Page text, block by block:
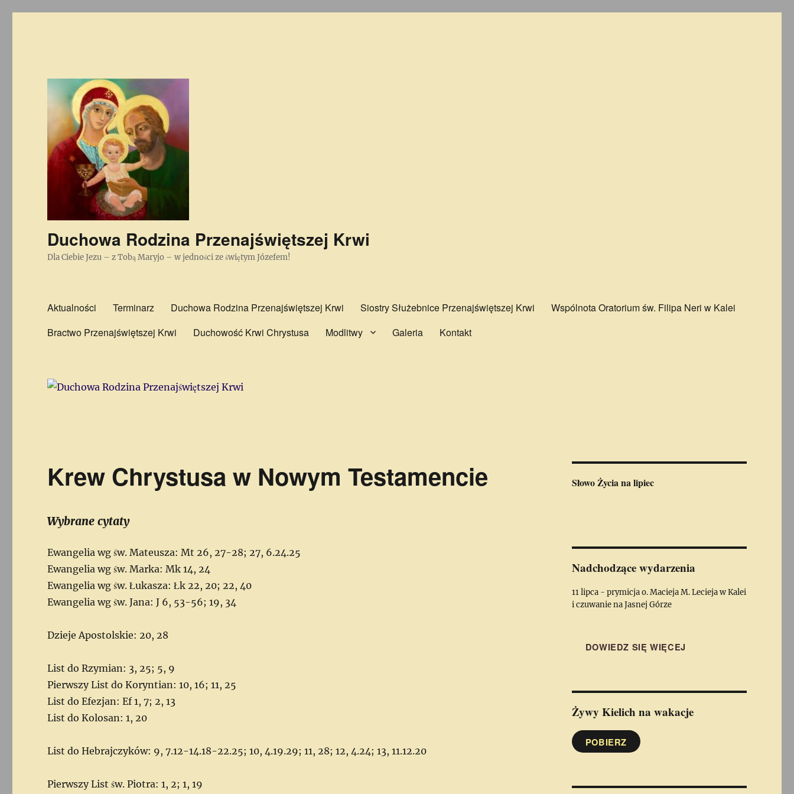
Duchowa Rodzina Przenajświętszej Krwi
Dla Ciebie Jezu – z Tobą Maryjo – w jedności ze świętym Józefem!
Aktualności Terminarz Duchowa Rodzina Przenajświętszej Krwi Siostry Służebnice Przenajświętszej Krwi
Wspólnota Oratorium św. Filipa Neri w Kalei
Bractwo Przenajświętszej Krwi
Duchowość Krwi Chrystusa Modlitwy Galeria Kontakt
Krew Chrystusa w Nowym Testamencie
Wybrane cytaty
Ewangelia wg św. Mateusza: Mt 26, 27-28; 27, 6.24.25
Ewangelia wg św. Marka: Mk 14, 24
Ewangelia wg św. Łukasza: Łk 22, 20; 22, 40
Ewangelia wg św. Jana: J 6, 53-56; 19, 34
Dzieje Apostolskie: 20, 28
List do Rzymian: 3, 25; 5, 9
Pierwszy List do Koryntian: 10, 16; 11, 25
List do Efezjan: Ef 1, 7; 2, 13
List do Kolosan: 1, 20
List do Hebrajczyków: 9, 7.12-14.18-22.25; 10, 4.19.29; 11, 28; 12, 4.24; 13, 11.12.20
Pierwszy List św. Piotra: 1, 2; 1, 19
Słowo Życia na lipiec
Nadchodzące wydarzenia
11 lipca - prymicja o. Macieja M. Lecieja w Kalei
i czuwanie na Jasnej Górze
DOWIEDZ SIĘ WIĘCEJ
Żywy Kielich na wakacje
POBIERZ